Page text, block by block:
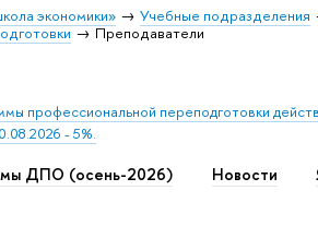
экономики»
Учебные подразделения
Преподаватели
профессиональной переподготовки
- 5%.
ДПО (осень-2026) Новости